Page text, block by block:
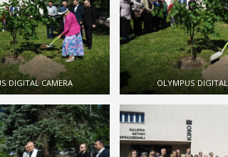
DIGITAL CAMERA OLYMPUS